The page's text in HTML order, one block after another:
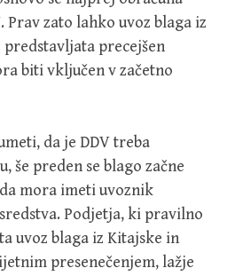
Prav zato lahko uvoz blaga iz
predstavljata precejšen
biti vključen v začetno
da je DDV treba
še preden se blago začne
mora imeti uvoznik
Podjetja, ki pravilno
uvoz blaga iz Kitajske in
presenečenjem, lažje